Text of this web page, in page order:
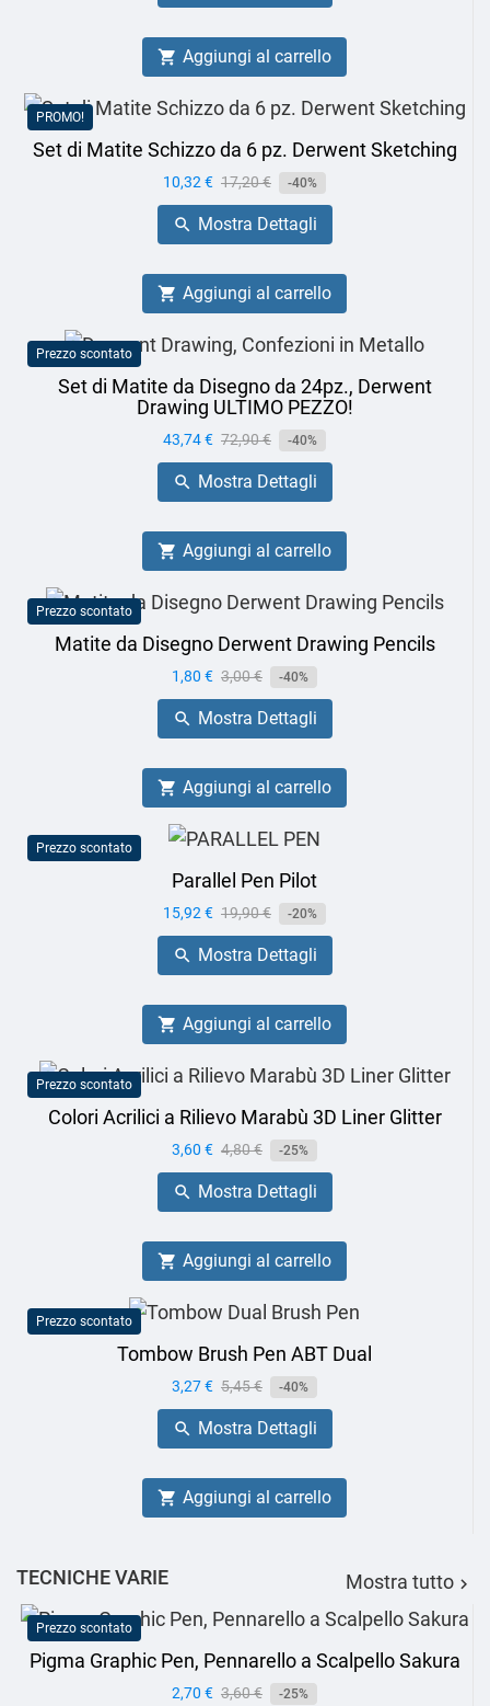
 Aggiungi al carrello
PROMO!
Set di Matite Schizzo da 6 pz. Derwent Sketching
Prezzo
10,32 € Prezzo
base
17,20 € -40%
 Mostra Dettagli
 Aggiungi al carrello
Prezzo scontato
Set di Matite da Disegno da 24pz., Derwent
Drawing ULTIMO PEZZO!
Prezzo
43,74 € Prezzo
base
72,90 € -40%
 Mostra Dettagli
 Aggiungi al carrello
Prezzo scontato
Matite da Disegno Derwent Drawing Pencils
Prezzo
1,80 € Prezzo
base
3,00 € -40%
 Mostra Dettagli
 Aggiungi al carrello
Prezzo scontato
Parallel Pen Pilot
Prezzo
15,92 € Prezzo
base
19,90 € -20%
 Mostra Dettagli
 Aggiungi al carrello
Prezzo scontato
Colori Acrilici a Rilievo Marabù 3D Liner Glitter
Prezzo
3,60 € Prezzo
base
4,80 € -25%
 Mostra Dettagli
 Aggiungi al carrello
Prezzo scontato
Tombow Brush Pen ABT Dual
Prezzo
3,27 € Prezzo
base
5,45 € -40%
 Mostra Dettagli
 Aggiungi al carrello
TECNICHE VARIE Mostra tutto 
Prezzo scontato
Pigma Graphic Pen, Pennarello a Scalpello Sakura
Prezzo
2,70 € Prezzo
3,60 € -25%